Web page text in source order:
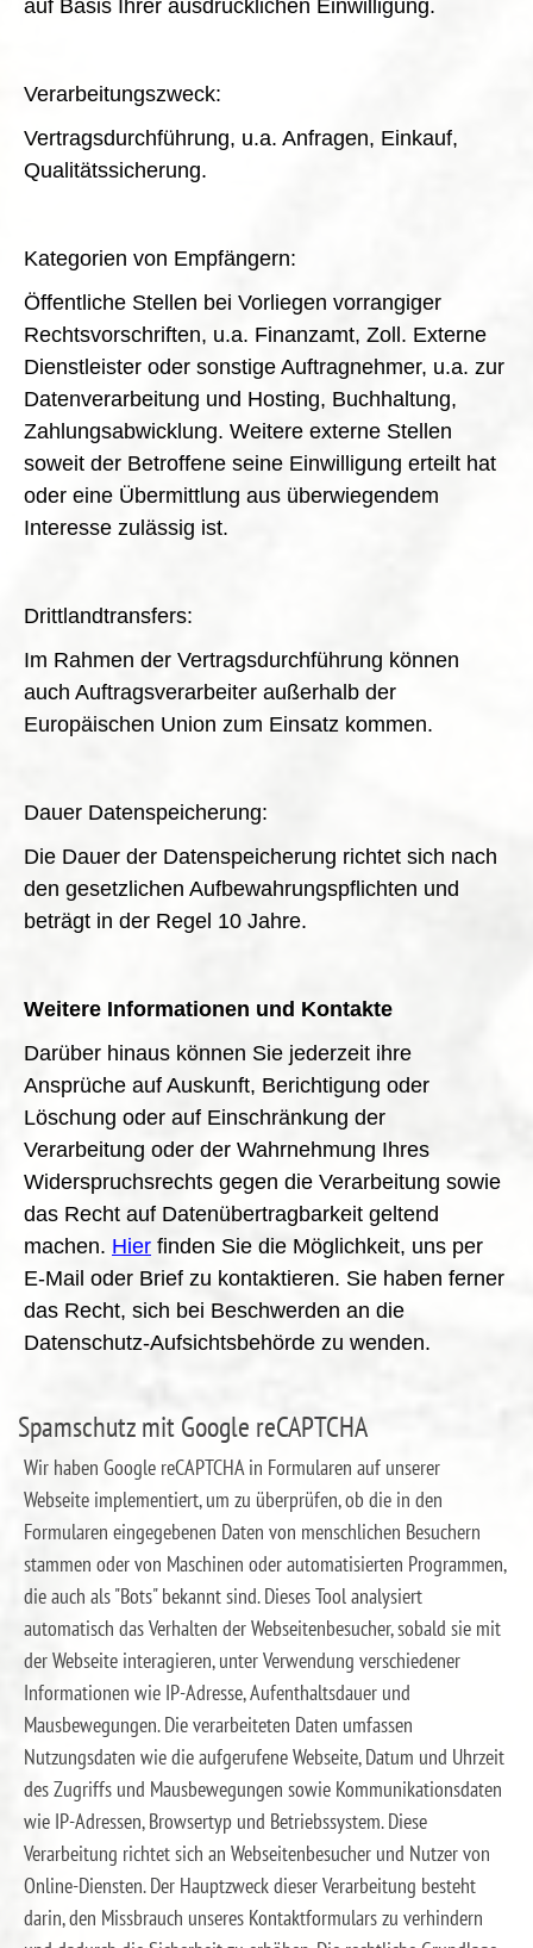
auf Basis Ihrer ausdrücklichen Einwilligung.
Verarbeitungszweck:
Vertragsdurchführung, u.a. Anfragen, Einkauf,
Qualitätssicherung.
Kategorien von Empfängern:
Öffentliche Stellen bei Vorliegen vorrangiger
Rechtsvorschriften, u.a. Finanzamt, Zoll. Externe
Dienstleister oder sonstige Auftragnehmer, u.a. zur
Datenverarbeitung und Hosting, Buchhaltung,
Zahlungsabwicklung. Weitere externe Stellen
soweit der Betroffene seine Einwilligung erteilt hat
oder eine Übermittlung aus überwiegendem
Interesse zulässig ist.
Drittlandtransfers:
Im Rahmen der Vertragsdurchführung können
auch Auftragsverarbeiter außerhalb der
Europäischen Union zum Einsatz kommen.
Dauer Datenspeicherung:
Die Dauer der Datenspeicherung richtet sich nach
den gesetzlichen Aufbewahrungspflichten und
beträgt in der Regel 10 Jahre.
Weitere Informationen und Kontakte
Darüber hinaus können Sie jederzeit ihre
Ansprüche auf Auskunft, Berichtigung oder
Löschung oder auf Einschränkung der
Verarbeitung oder der Wahrnehmung Ihres
Widerspruchsrechts gegen die Verarbeitung sowie
das Recht auf Datenübertragbarkeit geltend
machen. Hier finden Sie die Möglichkeit, uns per
E-Mail oder Brief zu kontaktieren. Sie haben ferner
das Recht, sich bei Beschwerden an die
Datenschutz-Aufsichtsbehörde zu wenden.
Spamschutz mit Google reCAPTCHA
Wir haben Google reCAPTCHA in Formularen auf unserer
Webseite implementiert, um zu überprüfen, ob die in den
Formularen eingegebenen Daten von menschlichen Besuchern
stammen oder von Maschinen oder automatisierten Programmen,
die auch als "Bots" bekannt sind. Dieses Tool analysiert
automatisch das Verhalten der Webseitenbesucher, sobald sie mit
der Webseite interagieren, unter Verwendung verschiedener
Informationen wie IP-Adresse, Aufenthaltsdauer und
Mausbewegungen. Die verarbeiteten Daten umfassen
Nutzungsdaten wie die aufgerufene Webseite, Datum und Uhrzeit
des Zugriffs und Mausbewegungen sowie Kommunikationsdaten
wie IP-Adressen, Browsertyp und Betriebssystem. Diese
Verarbeitung richtet sich an Webseitenbesucher und Nutzer von
Online-Diensten. Der Hauptzweck dieser Verarbeitung besteht
darin, den Missbrauch unseres Kontaktformulars zu verhindern